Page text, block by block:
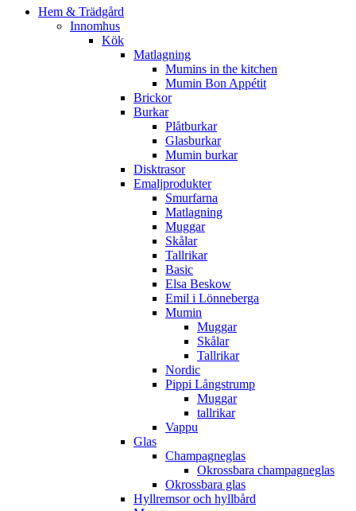
Hem & Trädgård
Innomhus
Kök
Matlagning
Mumins in the kitchen
Mumin Bon Appétit
Brickor
Burkar
Plåtburkar
Glasburkar
Mumin burkar
Disktrasor
Emaljprodukter
Smurfarna
Matlagning
Muggar
Skålar
Tallrikar
Basic
Elsa Beskow
Emil i Lönneberga
Mumin
Muggar
Skålar
Tallrikar
Nordic
Pippi Långstrump
Muggar
tallrikar
Vappu
Glas
Champagneglas
Okrossbara champagneglas
Okrossbara glas
Hyllremsor och hyllbård